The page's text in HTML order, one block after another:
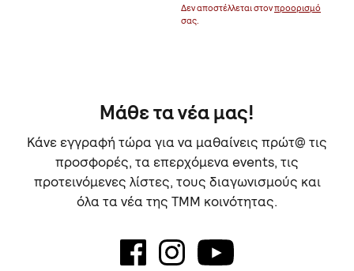
Δεν αποστέλλεται στονπροορισμό
σας.
Μάθε τα νέα μας!
Κάνε εγγραφή τώρα για να μαθαίνεις πρώτ@ τις
προσφορές, τα επερχόμενα events, τις
προτεινόμενες λίστες, τους διαγωνισμούς και
όλα τα νέα της TMM κοινότητας.